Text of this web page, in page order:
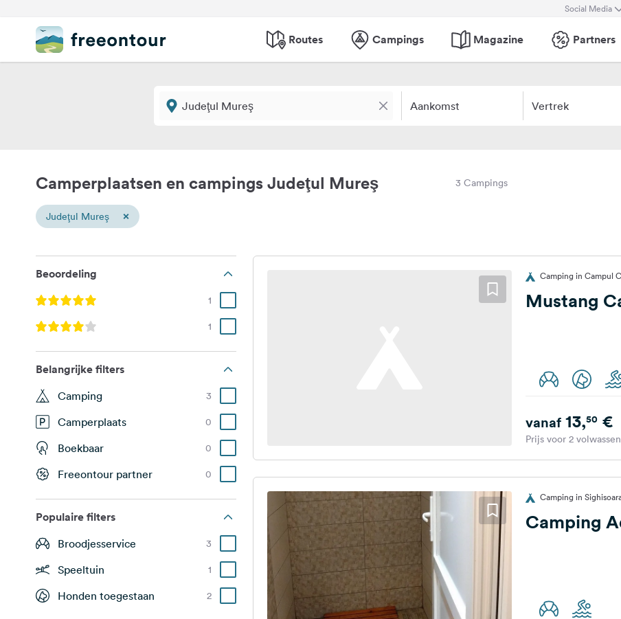
Social Media
Routes Campings Magazine Partners
Aankomst Vertrek
Camperplaatsen en campings Judeţul Mureş 3 Campings
Judeţul Mureş ×
Beoordeling
1
1
Belangrijke filters
Camping 3
Camperplaats 0
Boekbaar 0
Freeontour partner 0
Populaire filters
Broodjesservice 3
Speeltuin 1
Honden toegestaan 2
Camping in Campul
Mustang
vanaf13,50€
Prijs voor 2
Camping in
Camping